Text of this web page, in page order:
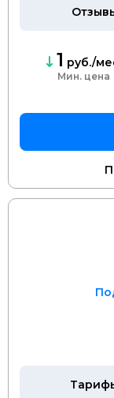
1 руб./
Мин. цена